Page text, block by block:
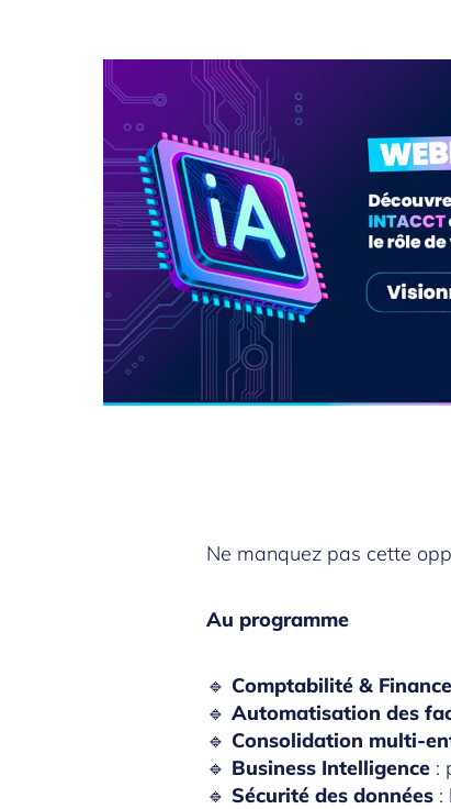
Ne manquez pas cette
Au programme
🔹 Comptabilité & Finance
🔹Automatisation des
🔹 Consolidation multi-
🔹 Business Intelligence :
🔹Sécurité des données :